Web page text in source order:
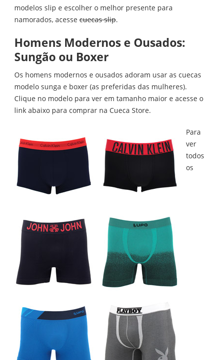
modelos slip e escolher o melhor presente para
namorados, acesse cuecas slip.
Homens Modernos e Ousados:
Sungão ou Boxer
Os homens modernos e ousados adoram usar as cuecas
modelo sunga e boxer (as preferidas das mulheres).
Clique no modelo para ver em tamanho maior e acesse o
link abaixo para comprar na Cueca Store.
Para
ver
todos
os